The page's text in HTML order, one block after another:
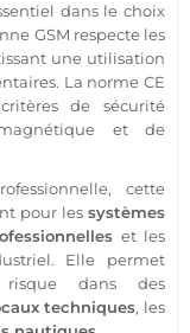
dans le choix
GSM respecte les
une utilisation
La norme CE
de sécurité
et de
, cette
pour les systèmes
et les
Elle permet
dans des
techniques, les